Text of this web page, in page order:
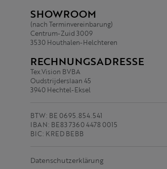
SHOWROOM
(nach Terminvereinbarung)
Centrum-Zuid 3009
3530 Houthalen-Helchteren
RECHNUNGSADRESSE
Tex.Vision BVBA
Oudstrijderslaan 45
3940 Hechtel-Eksel
BTW: BE 0695.854.541
IBAN: BE83 7360 4478 0015
BIC: KRED BEBB
Datenschutzerklärung